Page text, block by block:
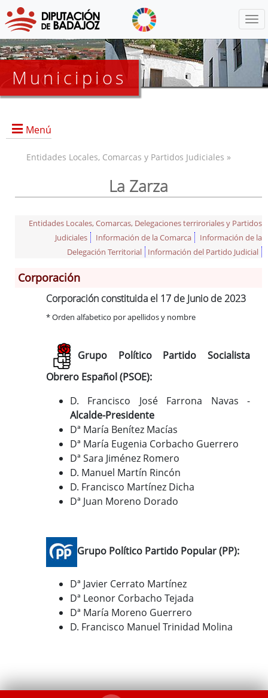
Municipios
Menú
Información General
Historia
Gastronomía
Turismo
Población
Correo-e gratis
Códigos para FACe
Entidades Locales, Comarcas y Partidos Judiciales »
La Zarza
Entidades Locales, Comarcas, Delegaciones terriroriales y Partidos
Judiciales
Información de la Comarca
Información de la
Delegación Territorial
Información del Partido Judicial
Corporación
Corporación constituida el 17 de Junio de 2023
* Orden alfabetico por apellidos y nombre
Grupo Político Partido Socialista
Obrero Español (PSOE):
D. Francisco José Farrona Navas -
Alcalde-Presidente
Dª María Benítez Macías
Dª María Eugenia Corbacho Guerrero
Dª Sara Jiménez Romero
D. Manuel Martín Rincón
D. Francisco Martínez Dicha
Dª Juan Moreno Dorado
Grupo Político Partido Popular (PP):
Dª Javier Cerrato Martínez
Dª Leonor Corbacho Tejada
Dª María Moreno Guerrero
D. Francisco Manuel Trinidad Molina